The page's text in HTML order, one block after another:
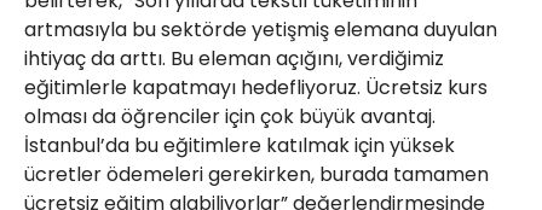
artmasıyla bu sektörde yetişmiş elemana duyulan
ihtiyaç da arttı. Bu eleman açığını, verdiğimiz
eğitimlerle kapatmayı hedefliyoruz. Ücretsiz kurs
olması da öğrenciler için çok büyük avantaj.
İstanbul’da bu eğitimlere katılmak için yüksek
ücretler ödemeleri gerekirken, burada tamamen
ücretsiz eğitim alabiliyorlar” değerlendirmesinde